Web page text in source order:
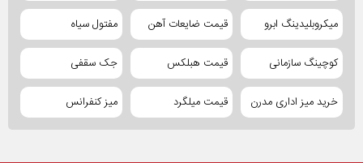
میکروبلیدینگ ابرو قیمت ضایعات آهن مفتول سیاه
کوچینگ سازمانی قیمت هبلکس جک سقفی
خرید میز اداری مدرن قیمت میلگرد میز کنفرانس